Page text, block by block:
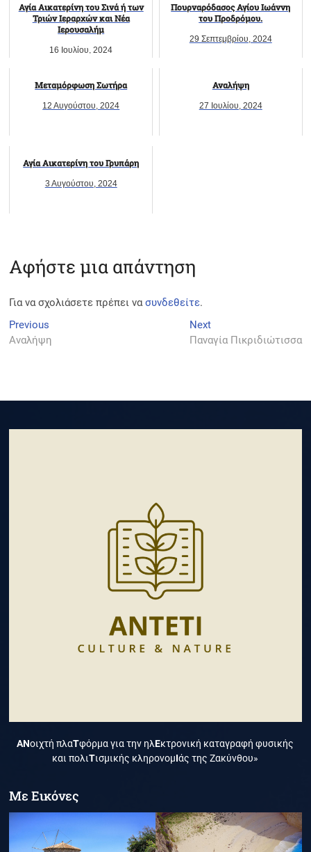
Αγία Αικατερίνη του Σινά ή των
Τριών Ιεραρχών και Νέα
Ιερουσαλήμ
16 Ιουλίου, 2024
Πουρναρόδασος Αγίου Ιωάννη
του Προδρόμου.
29 Σεπτεμβρίου, 2024
Μεταμόρφωση Σωτήρα
12 Αυγούστου, 2024
Αναλήψη
27 Ιουλίου, 2024
Αγία Αικατερίνη του Γρυπάρη
3 Αυγούστου, 2024
Αφήστε μια απάντηση
Για να σχολιάσετε πρέπει νασυνδεθείτε.
Πλοήγηση
άρθρων
Previous
post:
Αναλήψη
NextNext
post:
Παναγία Πικριδιώτισσα
ΑΝοιχτή πλαΤφόρμα για την ηλΕκτρονική καταγραφή φυσικής
και πολιΤισμικής κληρονομΙάς της Ζακύνθου»
Με Εικόνες